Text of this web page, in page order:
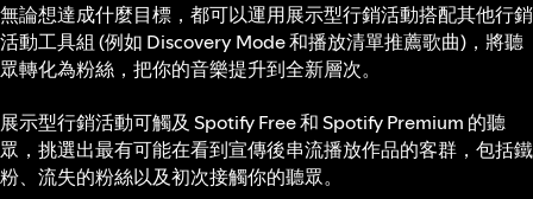
無論想達成什麼目標，都可以運用展示型行銷活動搭配其他行銷
活動工具組 (例如 Discovery Mode 和播放清單推薦歌曲)，將聽
眾轉化為粉絲，把你的音樂提升到全新層次。
展示型行銷活動可觸及 Spotify Free 和 Spotify Premium 的聽
眾，挑選出最有可能在看到宣傳後串流播放作品的客群，包括鐵
粉、流失的粉絲以及初次接觸你的聽眾。